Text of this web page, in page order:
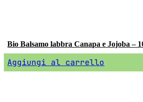
Bio Balsamo labbra Canapa e Jojoba –
Aggiungi al carrello